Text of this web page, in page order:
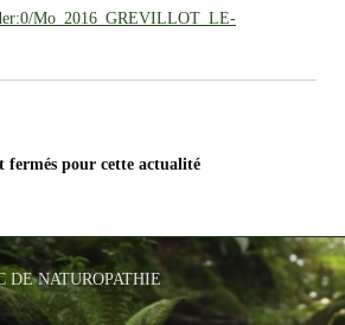
Mo_2016_GREVILLOT_LE-
fermés pour cette actualité
DE NATUROPATHIE